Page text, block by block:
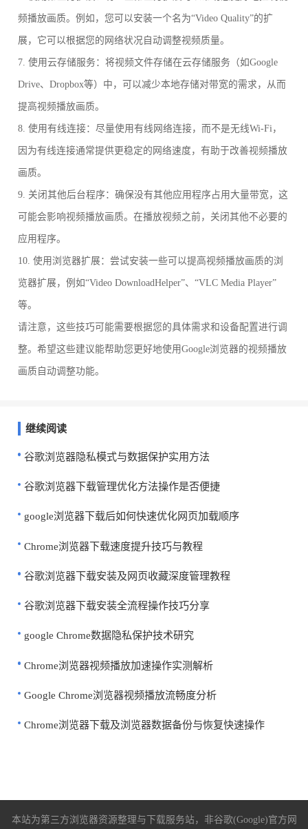
频播放画质。例如，您可以安装一个名为“Video Quality”的扩
展，它可以根据您的网络状况自动调整视频质量。
7. 使用云存储服务：将视频文件存储在云存储服务（如Google
Drive、Dropbox等）中，可以减少本地存储对带宽的需求，从而
提高视频播放画质。
8. 使用有线连接：尽量使用有线网络连接，而不是无线Wi-Fi，
因为有线连接通常提供更稳定的网络速度，有助于改善视频播放
画质。
9. 关闭其他后台程序：确保没有其他应用程序占用大量带宽，这
可能会影响视频播放画质。在播放视频之前，关闭其他不必要的
应用程序。
10. 使用浏览器扩展：尝试安装一些可以提高视频播放画质的浏
览器扩展，例如“Video DownloadHelper”、“VLC Media Player”
等。
请注意，这些技巧可能需要根据您的具体需求和设备配置进行调
整。希望这些建议能帮助您更好地使用Google浏览器的视频播放
画质自动调整功能。
继续阅读
谷歌浏览器隐私模式与数据保护实用方法
谷歌浏览器下载管理优化方法操作是否便捷
google浏览器下载后如何快速优化网页加载顺序
Chrome浏览器下载速度提升技巧与教程
谷歌浏览器下载安装及网页收藏深度管理教程
谷歌浏览器下载安装全流程操作技巧分享
google Chrome数据隐私保护技术研究
Chrome浏览器视频播放加速操作实测解析
Google Chrome浏览器视频播放流畅度分析
Chrome浏览器下载及浏览器数据备份与恢复快速操作
本站为第三方浏览器资源整理与下载服务站，非谷歌(Google)官方网